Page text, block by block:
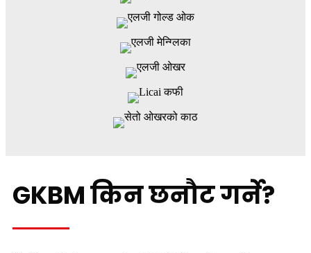
GKBM किन छनौट गर्ने?